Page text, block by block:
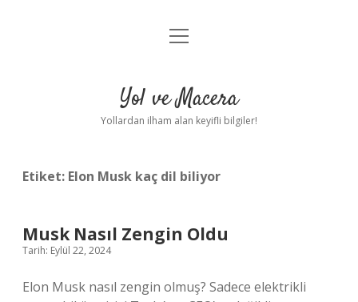
Anasayfa
Yasal Uyarı
menüyü
Yol ve Macera
Yollardan ilham alan keyifli bilgiler!
Etiket: Elon Musk kaç dil biliyor
Musk Nasıl Zengin Oldu
Tarih: Eylül 22, 2024
Elon Musk nasıl zengin olmuş? Sadece elektrikli